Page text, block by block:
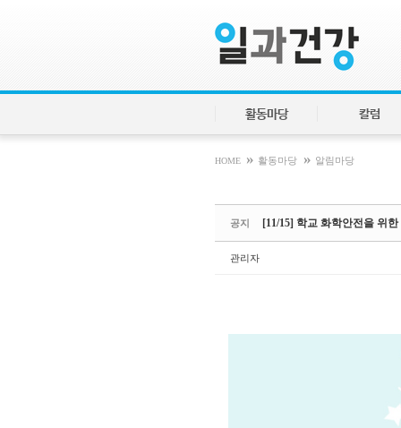
활동마당 칼럼
HOME » 활동마당 » 알림마당
공지 [11/15] 학교 화학안전을 위
관리자